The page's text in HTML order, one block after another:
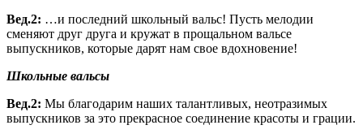
Вед.2: …и последний школьный вальс! Пусть мелодии
сменяют друг друга и кружат в прощальном вальсе
выпускников, которые дарят нам свое вдохновение!
Школьные вальсы
Вед.2: Мы благодарим наших талантливых, неотразимых
выпускников за это прекрасное соединение красоты и грации.